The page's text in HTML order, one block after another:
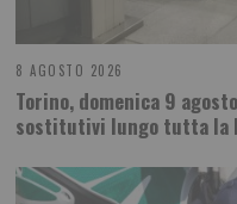
8 AGOSTO 2026
Torino, domenica 9
sostitutivi lungo tutta la